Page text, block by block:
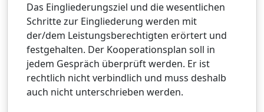
Das Eingliederungsziel und die wesentlichen
Schritte zur Eingliederung werden mit
der/dem Leistungsberechtigten erörtert und
festgehalten. Der Kooperationsplan soll in
jedem Gespräch überprüft werden. Er ist
rechtlich nicht verbindlich und muss deshalb
auch nicht unterschrieben werden.